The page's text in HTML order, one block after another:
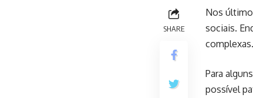
SHARE
Nos
sociais.
Para
possível